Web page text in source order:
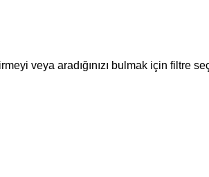
veya aradığınızı bulmak için filtre